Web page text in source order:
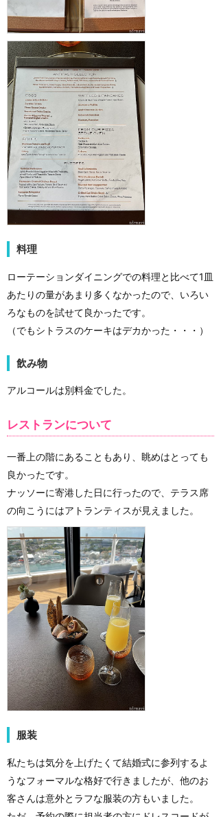
料理
ローテーションダイニングでの料理と比べて1皿
あたりの量があまり多くなかったので、いろい
ろなものを試せて良かったです。
（でもシトラスのケーキはデカかった・・・）
飲み物
アルコールは別料金でした。
レストランについて
一番上の階にあることもあり、眺めはとっても
良かったです。
ナッソーに寄港した日に行ったので、テラス席
の向こうにはアトランティスが見えました。
服装
私たちは気分を上げたくて結婚式に参列するよ
うなフォーマルな格好で行きましたが、他のお
客さんは意外とラフな服装の方もいました。